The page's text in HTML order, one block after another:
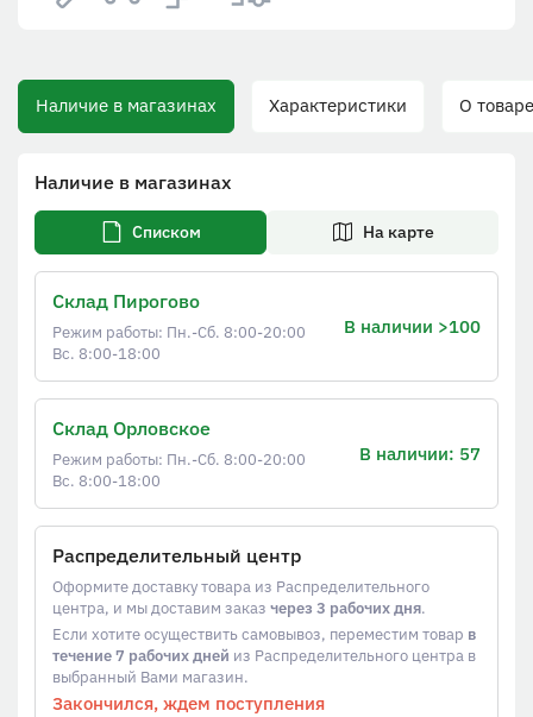
Наличие в магазинах Характеристики О товаре
Наличие в магазинах
Списком На карте
Склад Пирогово
Режим работы: Пн.-Сб. 8:00-20:00
Вс. 8:00-18:00
В наличии >100
Склад Орловское
Режим работы: Пн.-Сб. 8:00-20:00
Вс. 8:00-18:00
В наличии: 57
Распределительный центр
Оформите доставку товара из Распределительного
центра, и мы доставим заказ через 3 рабочих дня.
Если хотите осуществить самовывоз, переместим товар в
течение 7 рабочих дней из Распределительного центра в
выбранный Вами магазин.
Закончился, ждем поступления